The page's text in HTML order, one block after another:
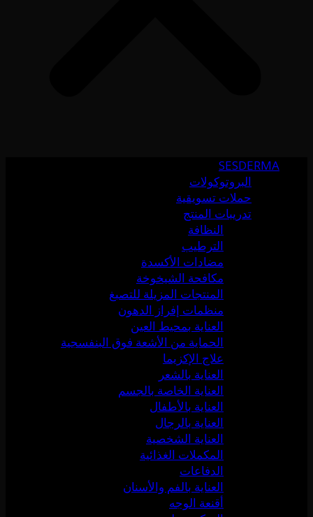
SESDERMA
البروتوكولات
حملات تسويقية
تدريبات المنتج
النظافة
الترطيب
مضادات الأكسدة
مكافحة الشيخوخة
المنتجات المزيلة للتصبغ
منظمات إفراز الدهون
العناية بمحيط العين
الحماية من الأشعة فوق البنفسجية
علاج الإكزيما
العناية بالشعر
العناية الخاصة بالجسم
العناية بالأطفال
العناية بالرجال
العناية الشخصية
المكملات الغذائية
الدفاعات
العناية بالفم والأسنان
أقنعة الوجه